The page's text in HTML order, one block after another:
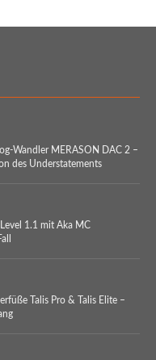
Wandler MERASON DAC 2 –
des Understatements
Level 1.1 mit Aka MC
Talis Pro & Talis Elite –